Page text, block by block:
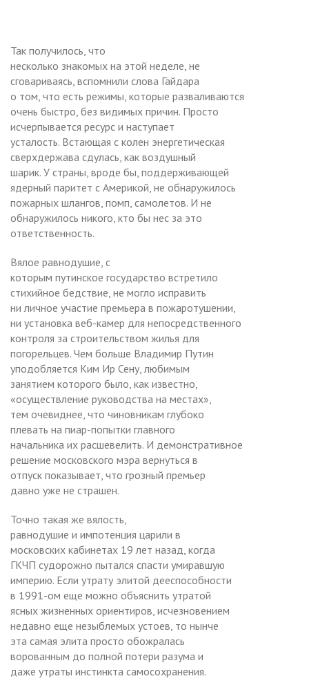
Так получилось, что
несколько знакомых на этой неделе, не
сговариваясь, вспомнили слова Гайдара
о том, что есть режимы, которые разваливаются
очень быстро, без видимых причин. Просто
исчерпывается ресурс и наступает
усталость. Встающая с колен энергетическая
сверхдержава сдулась, как воздушный
шарик. У страны, вроде бы, поддерживающей
ядерный паритет с Америкой, не обнаружилось
пожарных шлангов, помп, самолетов. И не
обнаружилось никого, кто бы нес за это
ответственность.
Вялое равнодушие, с
которым путинское государство встретило
стихийное бедствие, не могло исправить
ни личное участие премьера в пожаротушении,
ни установка веб-камер для непосредственного
контроля за строительством жилья для
погорельцев. Чем больше Владимир Путин
уподобляется Ким Ир Сену, любимым
занятием которого было, как известно,
«осуществление руководства на местах»,
тем очевиднее, что чиновникам глубоко
плевать на пиар-попытки главного
начальника их расшевелить. И демонстративное
решение московского мэра вернуться в
отпуск показывает, что грозный премьер
давно уже не страшен.
Точно такая же вялость,
равнодушие и импотенция царили в
московских кабинетах 19 лет назад, когда
ГКЧП судорожно пытался спасти умиравшую
империю. Если утрату элитой дееспособности
в 1991-ом еще можно объяснить утратой
ясных жизненных ориентиров, исчезновением
недавно еще незыблемых устоев, то нынче
эта самая элита просто обожралась
ворованным до полной потери разума и
даже утраты инстинкта самосохранения.